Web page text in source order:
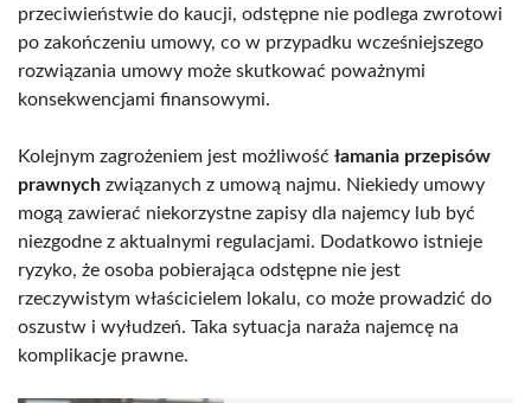
przeciwieństwie do kaucji, odstępne nie podlega zwrotowi
po zakończeniu umowy, co w przypadku wcześniejszego
rozwiązania umowy może skutkować poważnymi
konsekwencjami finansowymi.
Kolejnym zagrożeniem jest możliwość łamania przepisów
prawnych związanych z umową najmu. Niekiedy umowy
mogą zawierać niekorzystne zapisy dla najemcy lub być
niezgodne z aktualnymi regulacjami. Dodatkowo istnieje
ryzyko, że osoba pobierająca odstępne nie jest
rzeczywistym właścicielem lokalu, co może prowadzić do
oszustw i wyłudzeń. Taka sytuacja naraża najemcę na
komplikacje prawne.